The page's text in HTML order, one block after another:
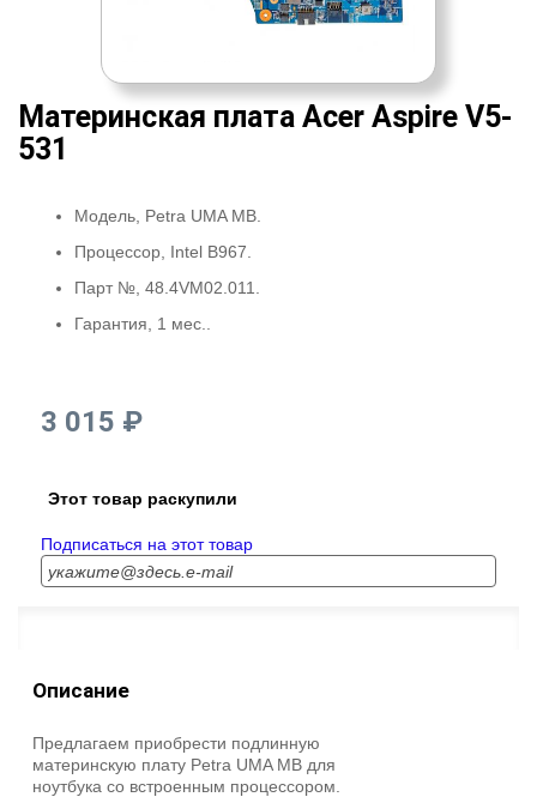
Материнская плата Acer Aspire V5-
531
Модель, Petra UMA MB.
Процессор, Intel B967.
Парт №, 48.4VM02.011.
Гарантия, 1 мес..
3 015 ₽
Этот товар раскупили
Подписаться на этот товар
Описание
Предлагаем приобрести подлинную
материнскую плату Petra UMA MB для
ноутбука со встроенным процессором.